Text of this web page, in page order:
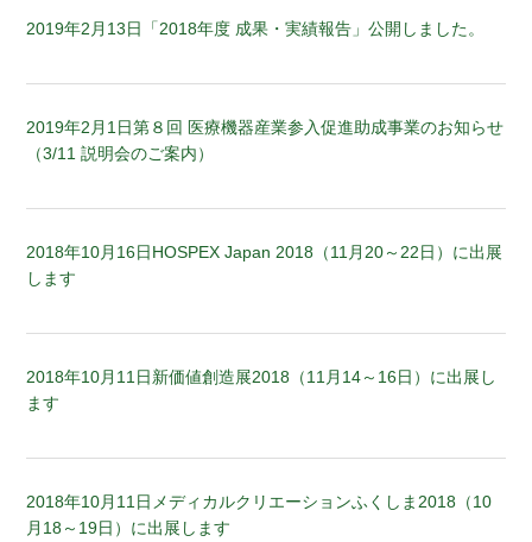
2019年2月13日 「2018年度 成果・実績報告」公開しました。
2019年2月1日第８回 医療機器産業参入促進助成事業のお知らせ
（3/11 説明会のご案内）
2018年10月16日HOSPEX Japan 2018（11月20～22日）に出展
します
2018年10月11日新価値創造展2018（11月14～16日）に出展し
ます
2018年10月11日 メディカルクリエーションふくしま2018（10
月18～19日）に出展します